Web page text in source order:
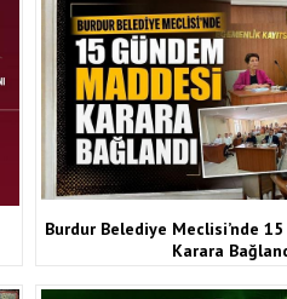
Burdur Belediye Meclisi’nde
Karara